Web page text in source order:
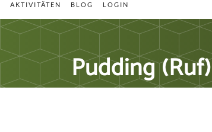
AKTIVITÄTEN BLOG LOGIN
Pudding (Ruf)